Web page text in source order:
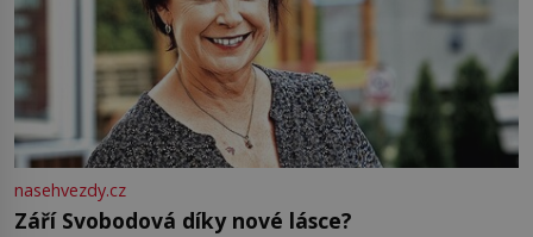
nasehvezdy.cz
Září Svobodová díky nové lásce?